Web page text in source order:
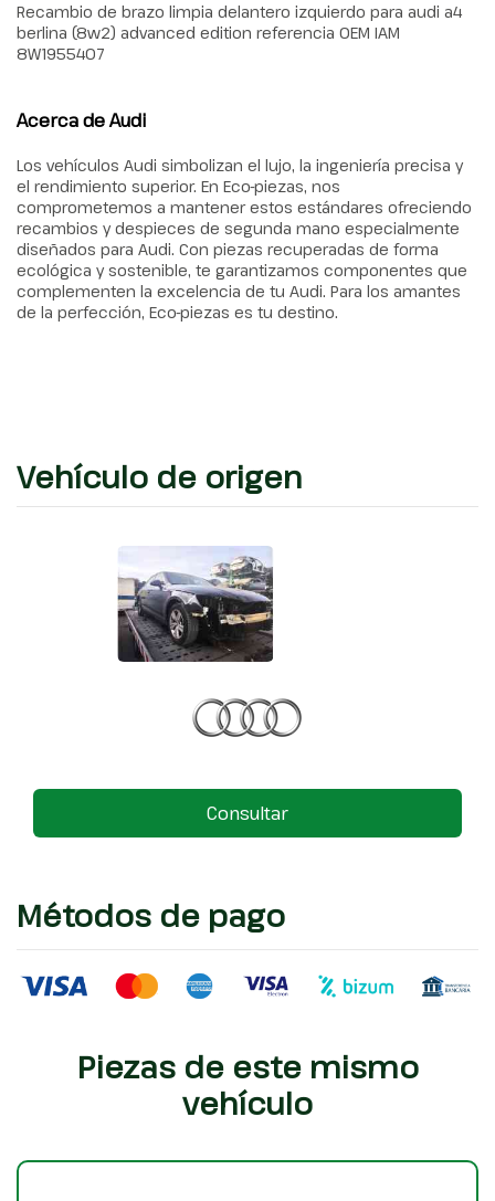
Recambio de brazo limpia delantero izquierdo para audi a4
berlina (8w2) advanced edition referencia OEM IAM
8W1955407
Acerca de Audi
Los vehículos Audi simbolizan el lujo, la ingeniería precisa y
el rendimiento superior. En Eco-piezas, nos
comprometemos a mantener estos estándares ofreciendo
recambios y despieces de segunda mano especialmente
diseñados para Audi. Con piezas recuperadas de forma
ecológica y sostenible, te garantizamos componentes que
complementen la excelencia de tu Audi. Para los amantes
de la perfección, Eco-piezas es tu destino.
Vehículo de origen
Consultar
Métodos de pago
Piezas de este mismo
vehículo